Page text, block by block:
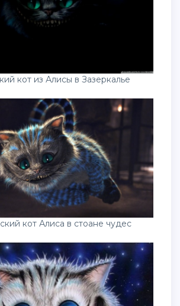
кот из Алисы в Зазеркалье
кот Алиса в стоане чудес